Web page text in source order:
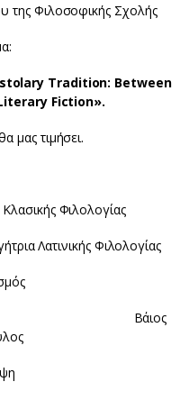
της Φιλοσοφικής Σχολής
Tradition: Between
Fiction».
μας τιμήσει.
Φιλολογίας
Λατινικής Φιλολογίας
Βάιος